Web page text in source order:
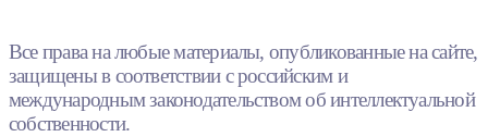
Все права на любые материалы, опубликованные на сайте,
защищены в соответствии с российским и
международным законодательством об интеллектуальной
собственности.